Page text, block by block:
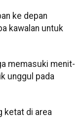
ke depan
kawalan untuk
memasuki menit-
unggul pada
ketat di area